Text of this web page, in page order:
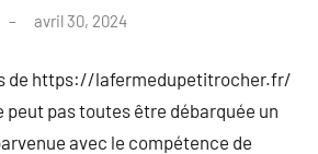
avril 30, 2024
de https://lafermedupetitrocher.fr/
peut pas toutes être débarquée un
avec le compétence de